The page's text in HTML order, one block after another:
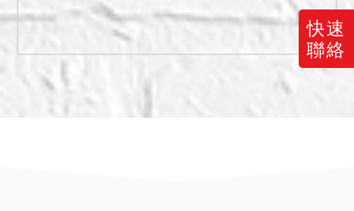
快速
聯絡
前仍應自行查明注意拍賣標
的現況（如向主管機關查詢
拍賣土地之最新土地使用分
區等）及占有使用情形是否
與拍賣公告相符（如與拍賣
公告所載不符，請速告知本